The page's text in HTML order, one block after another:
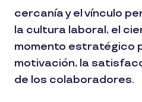
cercanía y el vínculo
la cultura laboral, el
momento estratégico
motivación, la
de los colaboradores.